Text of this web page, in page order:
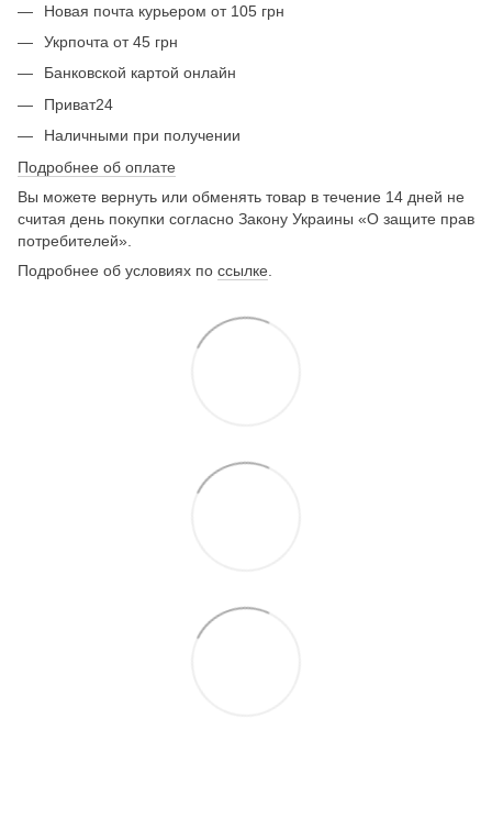
Новая почта курьером от 105 грн
Укрпочта от 45 грн
Банковской картой онлайн
Приват24
Наличными при получении
Подробнее об оплате
Вы можете вернуть или обменять товар в течение 14 дней не
считая день покупки согласно Закону Украины «О защите прав
потребителей».
Подробнее об условиях по ссылке